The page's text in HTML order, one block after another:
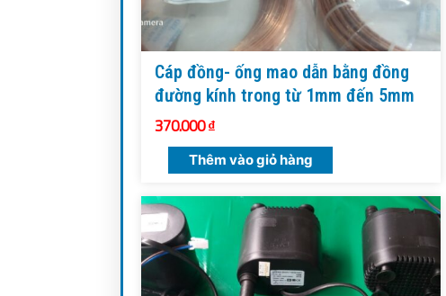
Cáp đồng- ống mao dẫn bằng đồng
đường kính trong từ 1mm đến 5mm
370.000₫
Thêm vào giỏ hàng